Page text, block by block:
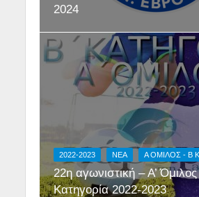
2024
2022-2023 NEA Α ΟΜΙΛΟΣ - Β
22η αγωνιστική – Α’ Όμιλος
Κατηγορία 2022-2023